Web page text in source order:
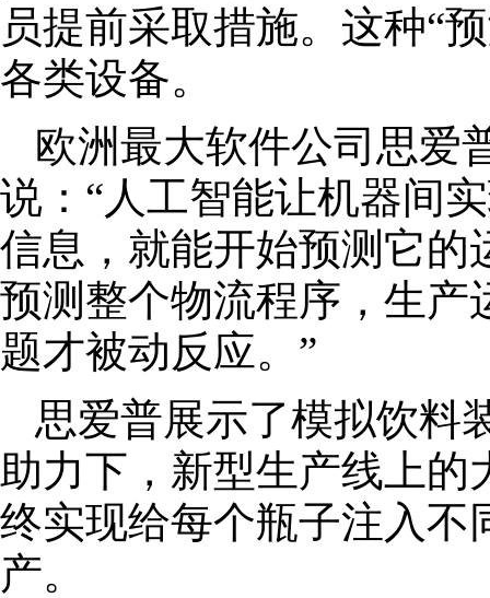
员提前采取措施。这种“
各类设备。
欧洲最大软件公司思爱
说：“人工智能让机器间
信息，就能开始预测它的
预测整个物流程序，生产
题才被动反应。”
思爱普展示了模拟饮料
助力下，新型生产线上的
终实现给每个瓶子注入不
产。